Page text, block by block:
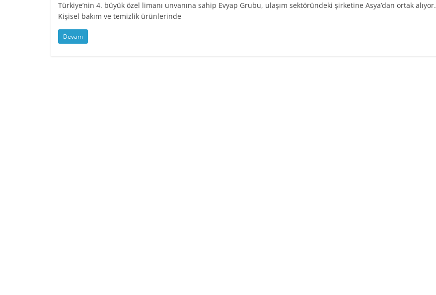
Türkiye’nin 4. büyük özel limanı unvanına sahip Evyap Grubu, ulaşım sektöründeki şirketine Asya’dan ortak alıyor.
Kişisel bakım ve temizlik ürünlerinde
Devam